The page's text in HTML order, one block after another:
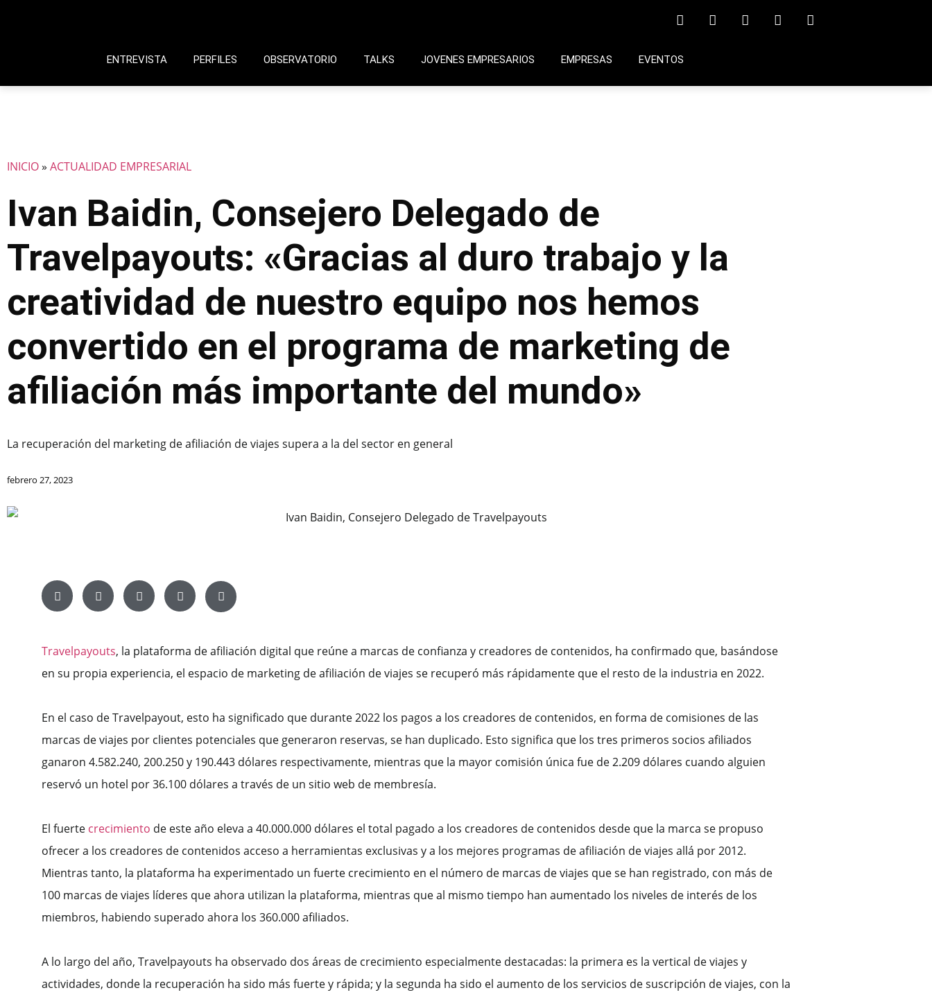
ENTREVISTA PERFILES OBSERVATORIO TALKS JOVENES EMPRESARIOS EMPRESAS EVENTOS
INICIO» ACTUALIDAD EMPRESARIAL
Ivan Baidin, Consejero Delegado de
Travelpayouts: «Gracias al duro trabajo y la
creatividad de nuestro equipo nos hemos
convertido en el programa de marketing de
afiliación más importante del mundo»
La recuperación del marketing de afiliación de viajes supera a la del sector en general
febrero 27, 2023
Travelpayouts, la plataforma de afiliación digital que reúne a marcas de confianza y creadores de contenidos, ha confirmado que, basándose
en su propia experiencia, el espacio de marketing de afiliación de viajes se recuperó más rápidamente que el resto de la industria en 2022.
En el caso de Travelpayout, esto ha significado que durante 2022 los pagos a los creadores de contenidos, en forma de comisiones de las
marcas de viajes por clientes potenciales que generaron reservas, se han duplicado. Esto significa que los tres primeros socios afiliados
ganaron 4.582.240, 200.250 y 190.443 dólares respectivamente, mientras que la mayor comisión única fue de 2.209 dólares cuando alguien
reservó un hotel por 36.100 dólares a través de un sitio web de membresía.
El fuerte crecimiento de este año eleva a 40.000.000 dólares el total pagado a los creadores de contenidos desde que la marca se propuso
ofrecer a los creadores de contenidos acceso a herramientas exclusivas y a los mejores programas de afiliación de viajes allá por 2012.
Mientras tanto, la plataforma ha experimentado un fuerte crecimiento en el número de marcas de viajes que se han registrado, con más de
100 marcas de viajes líderes que ahora utilizan la plataforma, mientras que al mismo tiempo han aumentado los niveles de interés de los
miembros, habiendo superado ahora los 360.000 afiliados.
A lo largo del año, Travelpayouts ha observado dos áreas de crecimiento especialmente destacadas: la primera es la vertical de viajes y
actividades, donde la recuperación ha sido más fuerte y rápida; y la segunda ha sido el aumento de los servicios de suscripción de viajes, con la